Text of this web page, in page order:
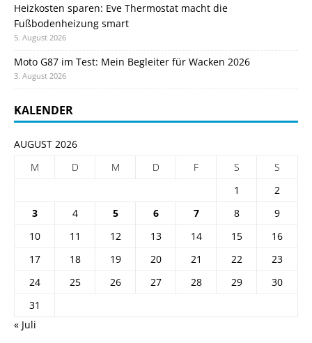
Heizkosten sparen: Eve Thermostat macht die
Fußbodenheizung smart
5. August 2026
Moto G87 im Test: Mein Begleiter für Wacken 2026
3. August 2026
KALENDER
AUGUST 2026
M
D M D F S
S
1
2
3
4 5 6 7 8
9
10
11 12 13 14 15
16
17
18 19 20 21 22
23
24
25 26 27 28 29
30
31
« Juli